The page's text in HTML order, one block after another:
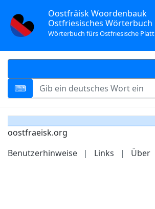
Oostfräisk Woordenbauk
Ostfriesisches Wörterbuch
Wörterbuch fürs Ostfriesische Platt
oostfraeisk.org
Benutzerhinweise
| Links | Über